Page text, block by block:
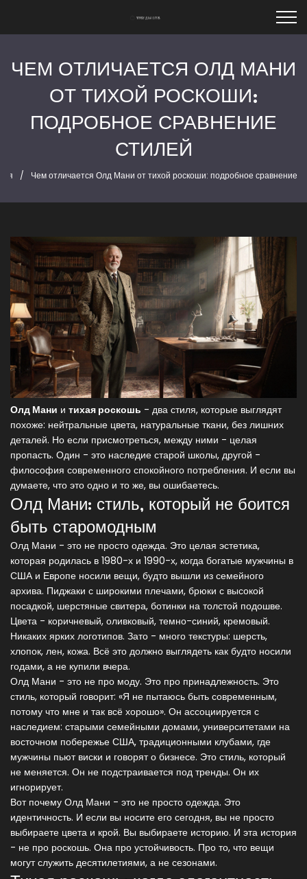
ЧЕМ ОТЛИЧАЕТСЯ ОЛД МАНИ
ОТ ТИХОЙ РОСКОШИ:
ПОДРОБНОЕ СРАВНЕНИЕ
СТИЛЕЙ
Чем отличается Олд Мани от тихой роскоши: подробное сравнение
Олд Мани и тихая роскошь - два стиля, которые выглядят
похоже: нейтральные цвета, натуральные ткани, без лишних
деталей. Но если присмотреться, между ними - целая
пропасть. Один - это наследие старой школы, другой -
философия современного спокойного потребления. И если вы
думаете, что это одно и то же, вы ошибаетесь.
Олд Мани: стиль, который не боится
быть старомодным
Олд Мани - это не просто одежда. Это целая эстетика,
которая родилась в 1980-х и 1990-х, когда богатые мужчины в
США и Европе носили вещи, будто вышли из семейного
архива. Пиджаки с широкими плечами, брюки с высокой
посадкой, шерстяные свитера, ботинки на толстой подошве.
Цвета - коричневый, оливковый, темно-синий, кремовый.
Никаких ярких логотипов. Зато - много текстуры: шерсть,
хлопок, лен, кожа. Всё это должно выглядеть как будто носили
годами, а не купили вчера.
Олд Мани - это не про моду. Это про принадлежность. Это
стиль, который говорит: «Я не пытаюсь быть современным,
потому что мне и так всё хорошо». Он ассоциируется с
наследием: старыми семейными домами, университетами на
восточном побережье США, традиционными клубами, где
мужчины пьют виски и говорят о бизнесе. Это стиль, который
не меняется. Он не подстраивается под тренды. Он их
игнорирует.
Вот почему Олд Мани - это не просто одежда. Это
идентичность. И если вы носите его сегодня, вы не просто
выбираете цвета и крой. Вы выбираете историю. И эта история
- не про роскошь. Она про устойчивость. Про то, что вещи
могут служить десятилетиями, а не сезонами.